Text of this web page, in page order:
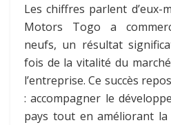
Les chiffres parlent d’eux-
Motors Togo a
neufs, un résultat
fois de la vitalité du
l’entreprise. Ce succès
: accompagner le
pays tout en améliorant